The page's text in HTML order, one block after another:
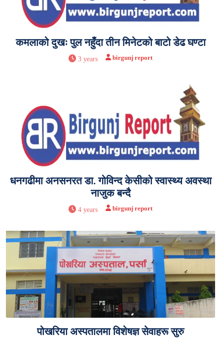
कमलाको दुखः पुल नहुँदा तीन मिनेटको बाटो डेढ घण्टा
3 years birgunj report
धनगढीमा अनसनरत डा. गोविन्द केसीको स्वास्थ्य अवस्था
नाजुक बन्दै
4 years birgunj report
पोखरिया अस्पतालमा विशेषज्ञ सेवाहरू सुरु